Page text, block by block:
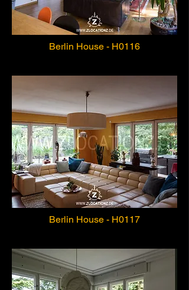
Berlin House - H0116
Berlin House - H0117